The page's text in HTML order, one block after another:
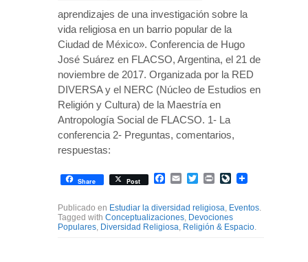
aprendizajes de una investigación sobre la
vida religiosa en un barrio popular de la
Ciudad de México». Conferencia de Hugo
José Suárez en FLACSO, Argentina, el 21 de
noviembre de 2017. Organizada por la RED
DIVERSA y el NERC (Núcleo de Estudios en
Religión y Cultura) de la Maestría en
Antropología Social de FLACSO. 1- La
conferencia 2- Preguntas, comentarios,
respuestas:
Share Post Facebook
EmailTwitterPrintLiveJournal
Publicado en Estudiar la diversidad religiosa Eventos
Tagged with Conceptualizaciones Devociones
Populares Diversidad Religiosa Religión & Espacio